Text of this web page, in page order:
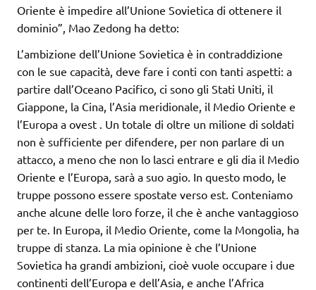
Oriente è impedire all’Unione Sovietica di ottenere il
dominio”, Mao Zedong ha detto:
L’ambizione dell’Unione Sovietica è in contraddizione
con le sue capacità, deve fare i conti con tanti aspetti: a
partire dall’Oceano Pacifico, ci sono gli Stati Uniti, il
Giappone, la Cina, l’Asia meridionale, il Medio Oriente e
l’Europa a ovest . Un totale di oltre un milione di soldati
non è sufficiente per difendere, per non parlare di un
attacco, a meno che non lo lasci entrare e gli dia il Medio
Oriente e l’Europa, sarà a suo agio. In questo modo, le
truppe possono essere spostate verso est. Conteniamo
anche alcune delle loro forze, il che è anche vantaggioso
per te. In Europa, il Medio Oriente, come la Mongolia, ha
truppe di stanza. La mia opinione è che l’Unione
Sovietica ha grandi ambizioni, cioè vuole occupare i due
continenti dell’Europa e dell’Asia, e anche l’Africa